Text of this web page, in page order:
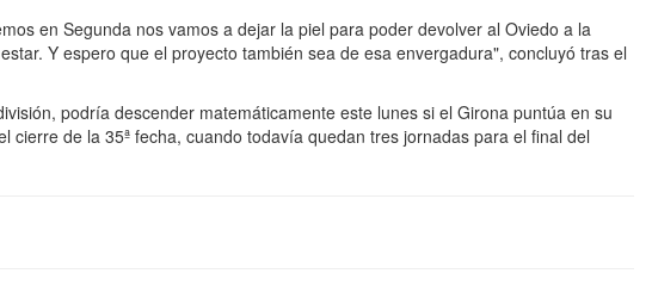
en Segunda nos vamos a dejar la piel para poder devolver al Oviedo a la
Y espero que el proyecto también sea de esa envergadura", concluyó tras el
podría descender matemáticamente este lunes si el Girona puntúa en su
cierre de la 35ª fecha, cuando todavía quedan tres jornadas para el final del